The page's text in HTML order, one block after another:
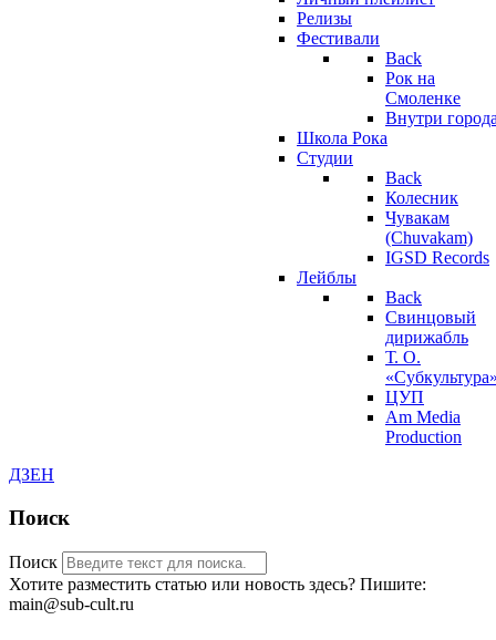
Релизы
Фестивали
Back
Рок на
Смоленке
Внутри
Школа Рока
Студии
Back
Колесник
Чувакам
(Chuvakam)
IGSD Records
Лейблы
Back
Свинцовый
дирижабль
Т. О.
ЦУП
Am Media
Production
ДЗЕН
Поиск
Поиск
Хотите разместить статью или новость здесь? Пишите:
main@sub-cult.ru